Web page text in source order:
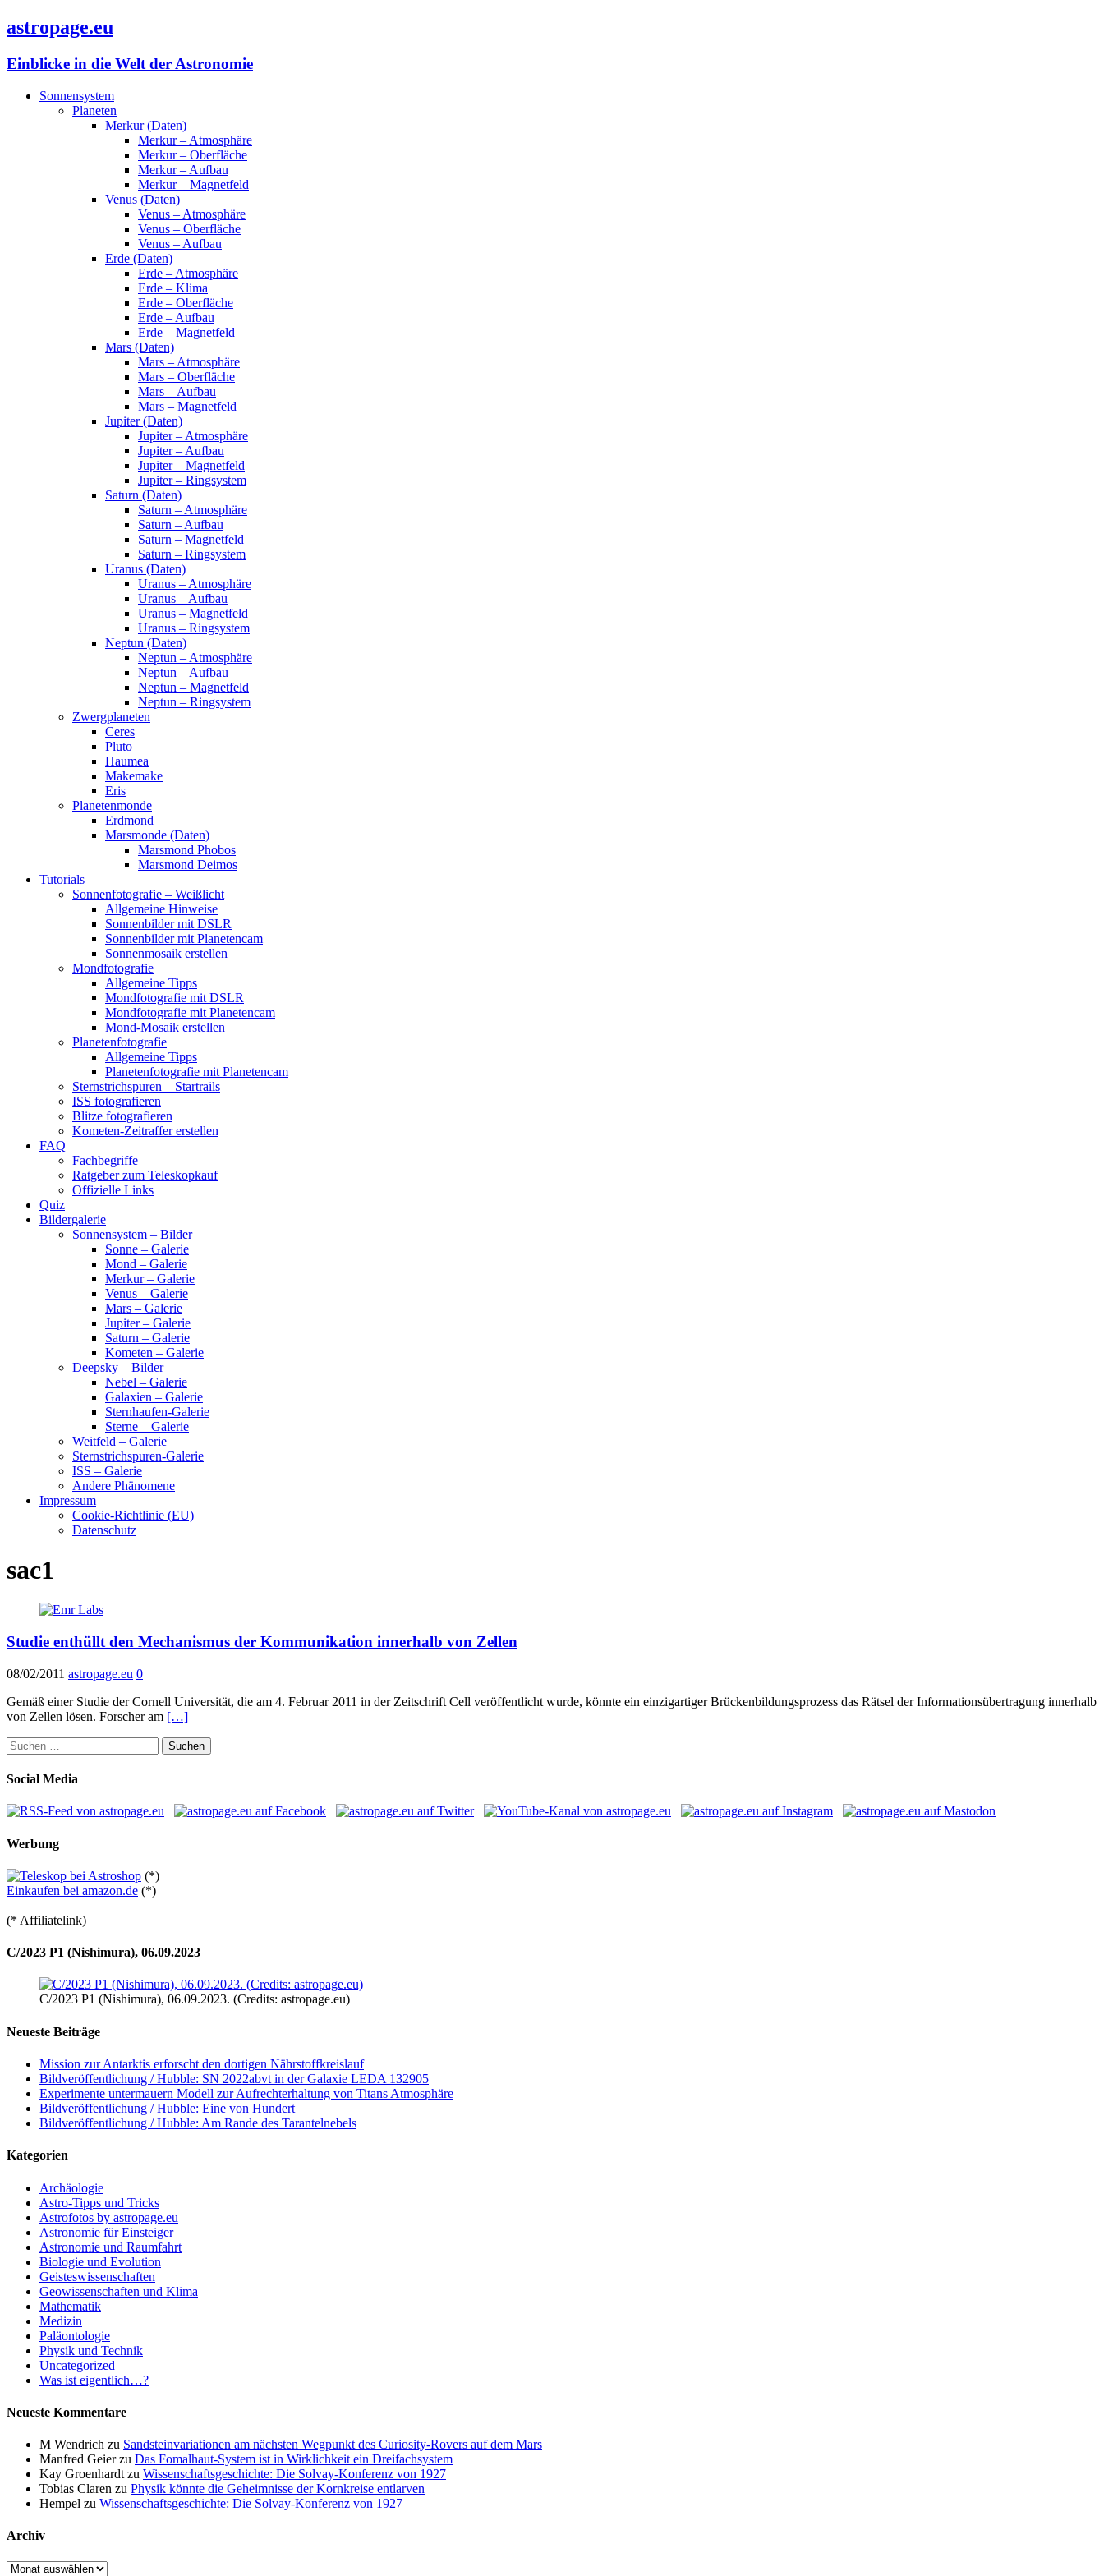
astropage.eu
Einblicke in die Welt der Astronomie
Sonnensystem
Planeten
Merkur (Daten)
Merkur – Atmosphäre
Merkur – Oberfläche
Merkur – Aufbau
Merkur – Magnetfeld
Venus (Daten)
Venus – Atmosphäre
Venus – Oberfläche
Venus – Aufbau
Erde (Daten)
Erde – Atmosphäre
Erde – Klima
Erde – Oberfläche
Erde – Aufbau
Erde – Magnetfeld
Mars (Daten)
Mars – Atmosphäre
Mars – Oberfläche
Mars – Aufbau
Mars – Magnetfeld
Jupiter (Daten)
Jupiter – Atmosphäre
Jupiter – Aufbau
Jupiter – Magnetfeld
Jupiter – Ringsystem
Saturn (Daten)
Saturn – Atmosphäre
Saturn – Aufbau
Saturn – Magnetfeld
Saturn – Ringsystem
Uranus (Daten)
Uranus – Atmosphäre
Uranus – Aufbau
Uranus – Magnetfeld
Uranus – Ringsystem
Neptun (Daten)
Neptun – Atmosphäre
Neptun – Aufbau
Neptun – Magnetfeld
Neptun – Ringsystem
Zwergplaneten
Ceres
Pluto
Haumea
Makemake
Eris
Planetenmonde
Erdmond
Marsmonde (Daten)
Marsmond Phobos
Marsmond Deimos
Tutorials
Sonnenfotografie – Weißlicht
Allgemeine Hinweise
Sonnenbilder mit DSLR
Sonnenbilder mit Planetencam
Sonnenmosaik erstellen
Mondfotografie
Allgemeine Tipps
Mondfotografie mit DSLR
Mondfotografie mit Planetencam
Mond-Mosaik erstellen
Planetenfotografie
Allgemeine Tipps
Planetenfotografie mit Planetencam
Sternstrichspuren – Startrails
ISS fotografieren
Blitze fotografieren
Kometen-Zeitraffer erstellen
FAQ
Fachbegriffe
Ratgeber zum Teleskopkauf
Offizielle Links
Quiz
Bildergalerie
Sonnensystem – Bilder
Sonne – Galerie
Mond – Galerie
Merkur – Galerie
Venus – Galerie
Mars – Galerie
Jupiter – Galerie
Saturn – Galerie
Kometen – Galerie
Deepsky – Bilder
Nebel – Galerie
Galaxien – Galerie
Sternhaufen-Galerie
Sterne – Galerie
Weitfeld – Galerie
Sternstrichspuren-Galerie
ISS – Galerie
Andere Phänomene
Impressum
Cookie-Richtlinie (EU)
Datenschutz
sac1
Studie enthüllt den Mechanismus der Kommunikation innerhalb von Zellen
08/02/2011 astropage.eu 0
Gemäß einer Studie der Cornell Universität, die am 4. Februar 2011 in der Zeitschrift Cell veröffentlicht wurde, könnte ein einzigartiger Brückenbildungsprozess das Rätsel der Informationsübertragung innerhalb
von Zellen lösen. Forscher am […]
Suchen
nach:
Social Media
Werbung
(*)
Einkaufen bei amazon.de (*)
(* Affiliatelink)
C/2023 P1 (Nishimura), 06.09.2023
C/2023 P1 (Nishimura), 06.09.2023. (Credits: astropage.eu)
Neueste Beiträge
Mission zur Antarktis erforscht den dortigen Nährstoffkreislauf
Bildveröffentlichung / Hubble: SN 2022abvt in der Galaxie LEDA 132905
Experimente untermauern Modell zur Aufrechterhaltung von Titans Atmosphäre
Bildveröffentlichung / Hubble: Eine von Hundert
Bildveröffentlichung / Hubble: Am Rande des Tarantelnebels
Kategorien
Archäologie
Astro-Tipps und Tricks
Astrofotos by astropage.eu
Astronomie für Einsteiger
Astronomie und Raumfahrt
Biologie und Evolution
Geisteswissenschaften
Geowissenschaften und Klima
Mathematik
Medizin
Paläontologie
Physik und Technik
Uncategorized
Was ist eigentlich…?
Neueste Kommentare
M Wendrich zu Sandsteinvariationen am nächsten Wegpunkt des Curiosity-Rovers auf dem Mars
Manfred Geierzu Das Fomalhaut-System ist in Wirklichkeit ein Dreifachsystem
Kay Groenhardt zu Wissenschaftsgeschichte: Die Solvay-Konferenz von 1927
Tobias Claren zu Physik könnte die Geheimnisse der Kornkreise entlarven
Hempel zu Wissenschaftsgeschichte: Die Solvay-Konferenz von 1927
Archiv
Archiv